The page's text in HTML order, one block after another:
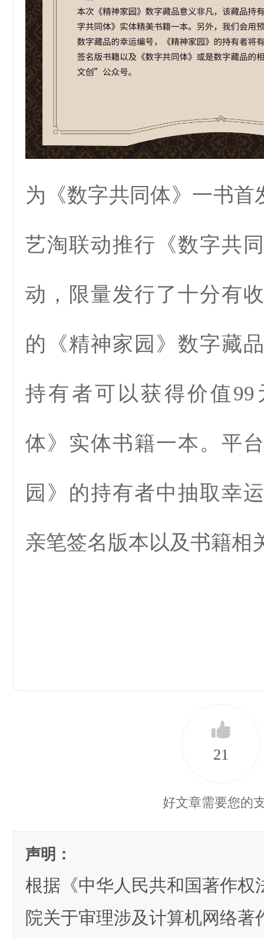
为《数字共同体》一书
艺淘联动推行《数字共
动，限量发行了十分有
的《精神家园》数字藏
持有者可以获得价值
体》实体书籍一本。平
园》的持有者中抽取幸
亲笔签名版本以及书籍相
21
好文章需要您的
声明：
根据《中华人民共和国著作权
院关于审理涉及计算机网络著